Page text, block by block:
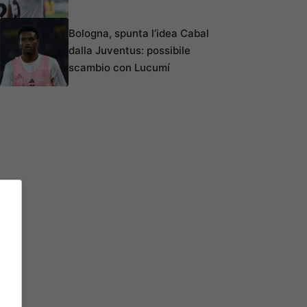
Bologna, spunta l’idea Cabal
dalla Juventus: possibile
scambio con Lucumí